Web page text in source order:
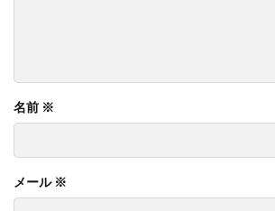
名前 ※
メール ※